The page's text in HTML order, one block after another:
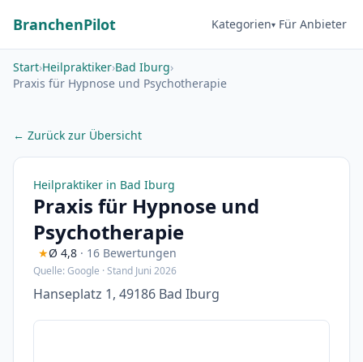
BranchenPilot Kategorien Für Anbieter
Start›Heilpraktiker›Bad Iburg›
Praxis für Hypnose und Psychotherapie
← Zurück zur Übersicht
Heilpraktiker in Bad Iburg
Praxis für Hypnose und
Psychotherapie
★Ø 4,8 · 16 Bewertungen
Quelle: Google · Stand Juni 2026
Hanseplatz 1, 49186 Bad Iburg